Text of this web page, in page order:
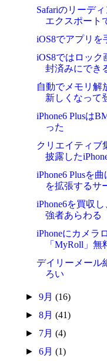
Safariのリーデ
エクスポート
iOS8でアプリ
iOS8ではロック
封済みにでき
自動でメモリ解
新しくなって
iPhone6 Plusは
った
クリエイティブ
披露した
iPhone6 Plusを
を拡張するサ
iPhone6を買収
強者あらわる
iPhoneにカメラ
「MyRoll」無
デイリーメール
ろい
► 9月 (16)
► 8月 (41)
► 7月 (4)
► 6月 (1)